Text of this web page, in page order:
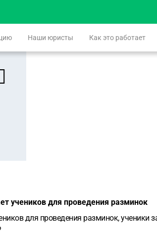
Наши юристы Как это работает
учеников для проведения разминок
для проведения разминок, ученики